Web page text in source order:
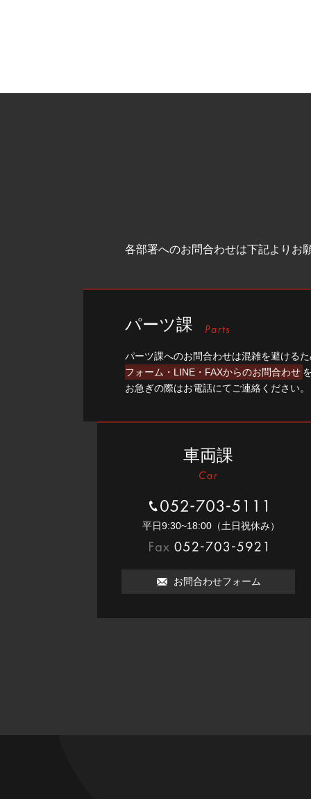
各部署へのお問合わせは下記よりお
パーツ課
パーツ課へのお問合わせは混雑を避ける
フォーム・LINE・FAXからのお問合わせ
お急ぎの際はお電話にてご連絡ください。
車両課
052-703-5111
平⽇9:30~18:00（⼟⽇祝休み）
お問合わせフォーム